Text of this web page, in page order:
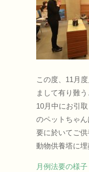
この度、11月
まして有り難う
10月中にお引
のペットちゃ
要に於いてご供
動物供養塔に埋
月例法要の様子